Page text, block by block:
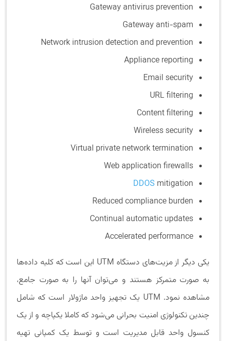
Gateway antivirus prevention
Gateway anti-spam
Network intrusion detection and prevention
Appliance reporting
Email security
URL filtering
Content filtering
Wireless security
Virtual private network termination
Web application firewalls
DDOS mitigation
Reduced compliance burden
Continual automatic updates
Accelerated performance
یکی دیگر از مزیت‌های دستگاه UTM این است که کلیه داده‌ها
به صورت متمرکز هستند و می‌توان آنها را به صورت جامع،
مشاهده نمود. UTM یک تجهیز واحد ماژولار است که شامل
چندین تکنولوژی امنیت بحرانی می‌شود که کاملا یکپاچه و از یک
کنسول واحد قابل مدیریت است و توسط یک کمپانی تهیه